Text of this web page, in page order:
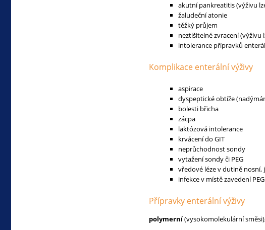
akutní pankreatitis (výživu
žaludeční atonie
těžký průjem
neztišitelné zvracení (výživu
intolerance přípravků
Komplikace enterální výživy
aspirace
dyspeptické obtíže
bolesti břicha
zácpa
laktózová intolerance
krvácení do GIT
neprůchodnost sondy
vytažení sondy či PEG
vředové léze v dutině nosní,
infekce v místě zavedení PEG
Přípravky enterální výživy
polymerní(vysokomolekulární